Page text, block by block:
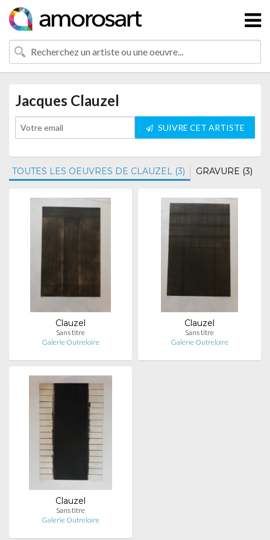
Jacques Clauzel
SUIVRE CET ARTISTE
TOUTES LES OEUVRES DE CLAUZEL (3) GRAVURE (3)
Clauzel
Sans titre
Galerie Outreloire
Clauzel
Sans titre
Galerie Outreloire
Clauzel
Sans titre
Galerie Outreloire